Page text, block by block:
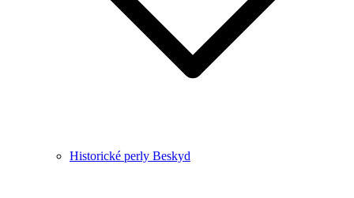
Historické perly Beskyd